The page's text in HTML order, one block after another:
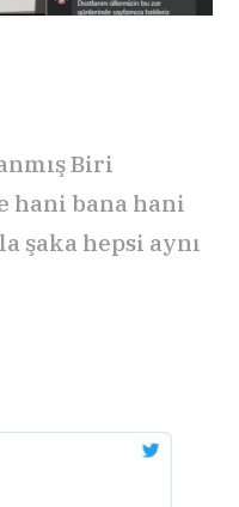
Biri
hani bana hani
şaka hepsi aynı